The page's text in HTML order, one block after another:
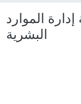
الموارد
البشرية